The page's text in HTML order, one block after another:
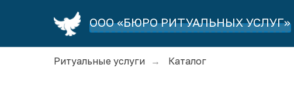
ООО «БЮРО РИТУАЛЬНЫХ УСЛУГ»
Ритуальные услуги → Каталог